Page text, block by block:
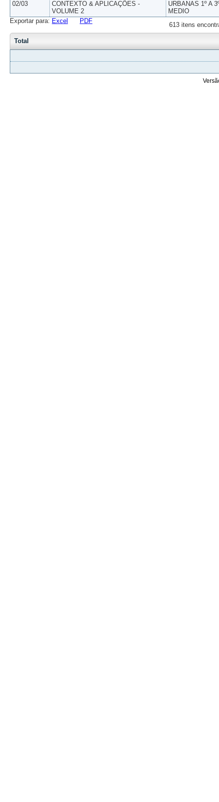
02/03
CONTEXTO & APLICAÇÕES -
VOLUME 2
URBANAS 1º A
MEDIO
613 itens
Exportar para: Excel PDF
Total